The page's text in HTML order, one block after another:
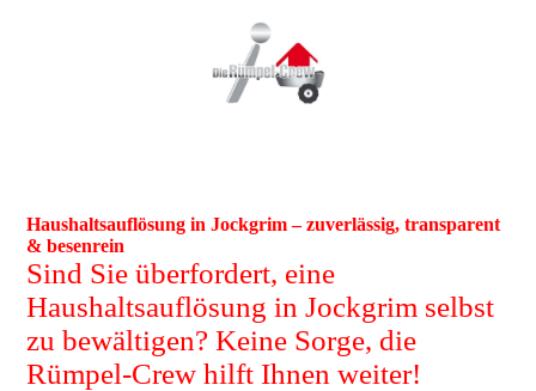
Haushaltsauflösung in Jockgrim – zuverlässig, transparent
& besenrein
Sind Sie überfordert, eine
Haushaltsauflösung in Jockgrim selbst
zu bewältigen? Keine Sorge, die
Rümpel-Crew hilft Ihnen weiter!